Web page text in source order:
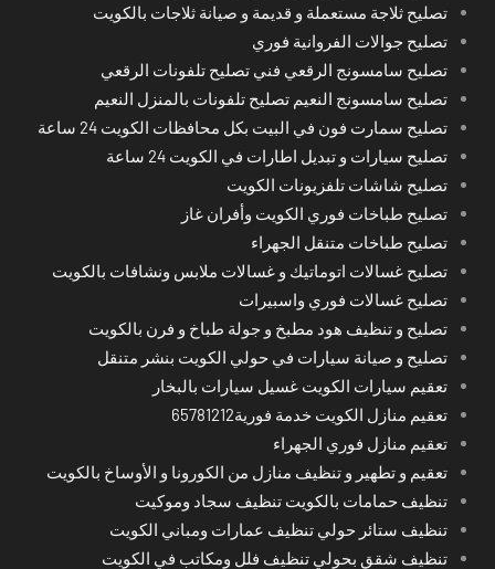
تصليح ثلاجة مستعملة و قديمة و صيانة ثلاجات بالكويت
تصليح جوالات الفروانية فوري
تصليح سامسونج الرقعي فني تصليح تلفونات الرقعي
تصليح سامسونج النعيم تصليح تلفونات بالمنزل النعيم
تصليح سمارت فون في البيت بكل محافظات الكويت 24 ساعة
تصليح سيارات و تبديل اطارات في الكويت 24 ساعة
تصليح شاشات تلفزيونات الكويت
تصليح طباخات فوري الكويت وأفران غاز
تصليح طباخات متنقل الجهراء
تصليح غسالات اتوماتيك و غسالات ملابس ونشافات بالكويت
تصليح غسالات فوري واسبيرات
تصليح و تنظيف هود مطبخ و جولة طباخ و فرن بالكويت
تصليح و صيانة سيارات في حولي الكويت بنشر متنقل
تعقيم سيارات الكويت غسيل سيارات بالبخار
تعقيم منازل الكويت خدمة فورية65781212
تعقيم منازل فوري الجهراء
تعقيم و تطهير و تنظيف منازل من الكورونا و الأوساخ بالكويت
تنظيف حمامات بالكويت تنظيف سجاد وموكيت
تنظيف ستائر حولي تنظيف عمارات ومباني الكويت
تنظيف شقق بحولي تنظيف فلل ومكاتب في الكويت